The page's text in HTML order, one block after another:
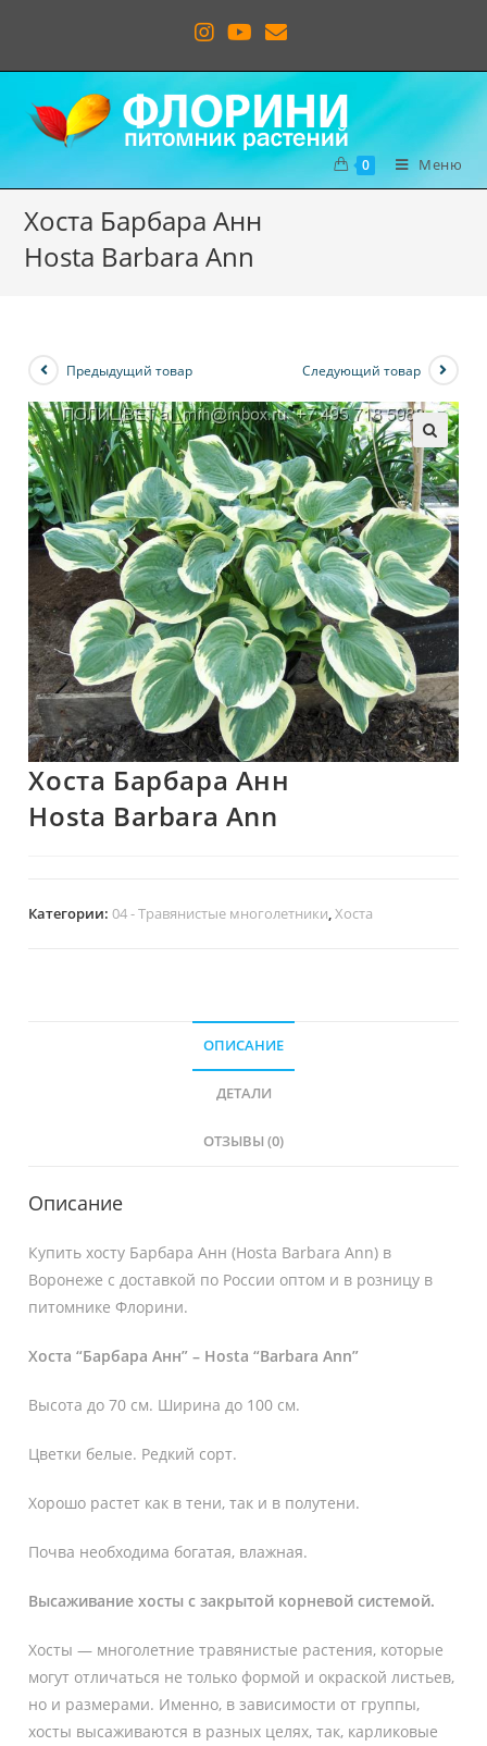
0 Меню
Хоста Барбара Анн
Hosta Barbara Ann
Предыдущий товар Следующий товар
🔍
Хоста Барбара Анн
Hosta Barbara Ann
Категории:04 - Травянистые многолетники,Хоста
ОПИСАНИЕ
ДЕТАЛИ
ОТЗЫВЫ (0)
Описание
Купить хосту Барбара Анн (Hosta Barbara Ann) в
Воронеже с доставкой по России оптом и в розницу в
питомнике Флорини.
Хоста “Барбара Анн” – Hosta “Barbara Ann”
Высота до 70 см. Ширина до 100 см.
Цветки белые. Редкий сорт.
Хорошо растет как в тени, так и в полутени.
Почва необходима богатая, влажная.
Высаживание хосты с закрытой корневой системой.
Хосты — многолетние травянистые растения, которые
могут отличаться не только формой и окраской листьев,
но и размерами. Именно, в зависимости от группы,
хосты высаживаются в разных целях, так, карликовые